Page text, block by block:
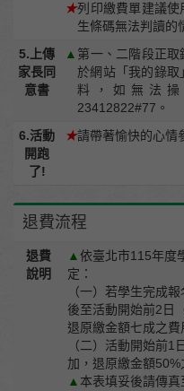
★列印繳費單建議使
生條碼無法判讀的
5.上傳
家長同
意書
▲ 第一、二階段正取
於網站「我的錄取
料，如無法
23412822#77。
6.活動
開跑
了!
★請帶著愉快的心情
退費流程
退費
說明
▲依臺北市115年度
定：
（一）若學生完成
後至活動開始前2日
退原繳金額七成之費
（二）活動開始前
加，退原繳金額50%
▲ 本表填妥後請傳